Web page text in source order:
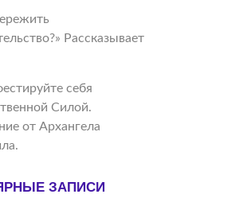
Рассказывает
себя
Силой.
от Архангела
ЗАПИСИ